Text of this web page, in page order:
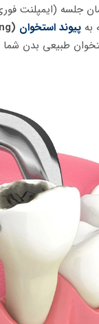
جلسه (ایمپلنت
به پیوند استخوان (Bone Grafting)
طبیعی بدن